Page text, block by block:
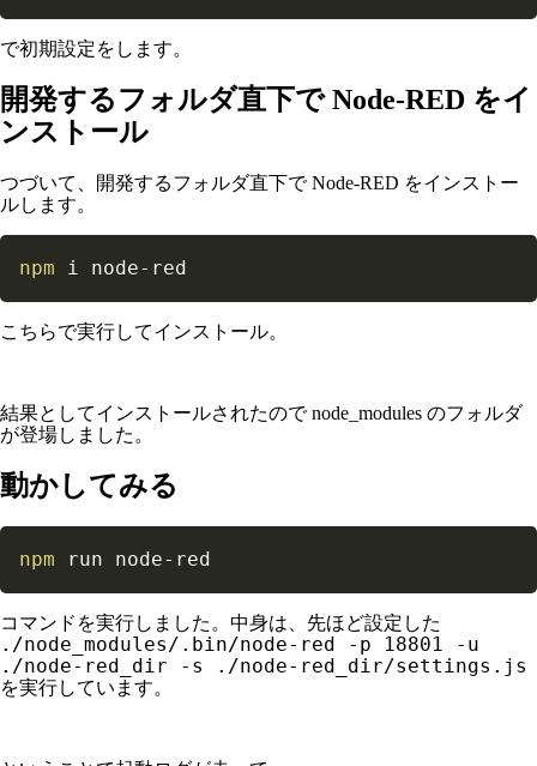
で初期設定をします。
開発するフォルダ直下で Node-RED をイ
ンストール
つづいて、開発するフォルダ直下で Node-RED をインストー
ルします。
npm i node-red
こちらで実行してインストール。
結果としてインストールされたので node_modules のフォルダ
が登場しました。
動かしてみる
npm run node-red
コマンドを実行しました。中身は、先ほど設定した
./node_modules/.bin/node-red -p 18801 -u
./node-red_dir -s ./node-red_dir/settings.js
を実行しています。